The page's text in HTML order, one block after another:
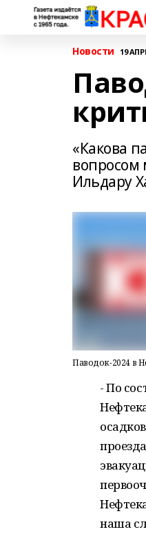
Новости 19
«Какова
вопросом
Ильдару
Паводок-2024 в
- По
наша